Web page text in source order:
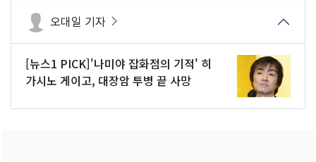
오대일 기자
[뉴스1 PICK]'나미야 잡화점의 기적' 히
가시노 게이고, 대장암 투병 끝 사망